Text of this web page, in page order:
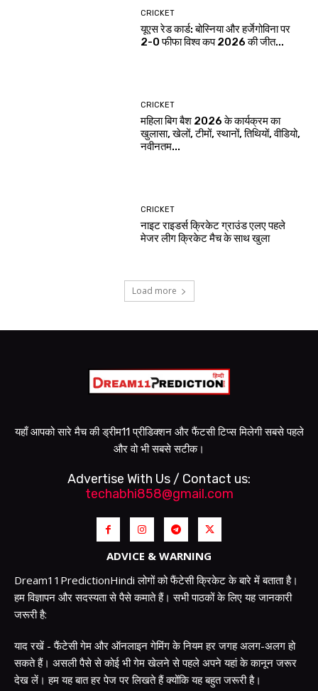
CRICKET
यूएस रेड कार्ड: बोस्निया और हर्जेगोविना पर
2-0 फीफा विश्व कप 2026 की जीत...
CRICKET
महिला बिग बैश 2026 के कार्यक्रम का
खुलासा, खेलों, टीमों, स्थानों, तिथियों, वीडियो,
नवीनतम...
CRICKET
नाइट राइडर्स क्रिकेट ग्राउंड एलए पहले
मेजर लीग क्रिकेट मैच के साथ खुला
Load more
यहाँ आपको सारे मैच की ड्रीम11 प्रीडिक्शन और फैंटसी टिप्स मिलेगी सबसे पहले
और वो भी सबसे सटीक।
Advertise With Us / Contact us:
techabhi858@gmail.com
ADVICE & WARNING
Dream11PredictionHindi लोगों को फैंटेसी क्रिकेट के बारे में बताता है।
हम विज्ञापन और सदस्यता से पैसे कमाते हैं। सभी पाठकों के लिए यह जानकारी
जरूरी है:
याद रखें - फैंटेसी गेम और ऑनलाइन गेमिंग के नियम हर जगह अलग-अलग हो
सकते हैं। असली पैसे से कोई भी गेम खेलने से पहले अपने यहां के कानून जरूर
देख लें। हम यह बात हर पेज पर लिखते हैं क्योंकि यह बहुत जरूरी है।